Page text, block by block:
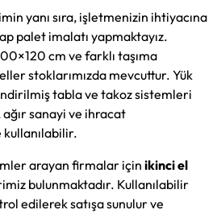
yanı sıra, işletmenizin ihtiyacına
palet imalatı yapmaktayız.
cm ve farklı taşıma
stoklarımızda mevcuttur. Yük
tabla ve takoz sistemleri
sanayi ve ihracat
arayan firmalar içinikinci el
bulunmaktadır. Kullanılabilir
edilerek satışa sunulur ve